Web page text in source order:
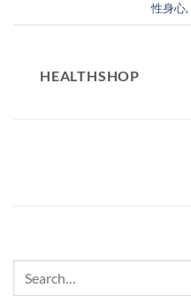
性身心,
HEALTHSHOP